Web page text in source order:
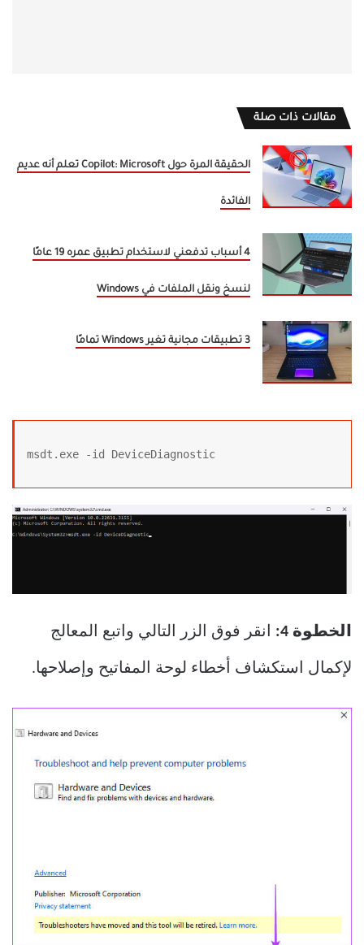
مقالات ذات صلة
الحقيقة المرة حول Copilot: Microsoft تعلم أنه عديم
الفائدة
4 أسباب تدفعني لاستخدام تطبيق عمره 19 عامًا
لنسخ ونقل الملفات في Windows
3 تطبيقات مجانية تغير Windows تمامًا
msdt.exe -id DeviceDiagnostic
الخطوة 4: انقر فوق الزر التالي واتبع المعالج
لإكمال استكشاف أخطاء لوحة المفاتيح وإصلاحها.